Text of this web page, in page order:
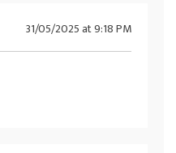
31/05/2025 at 9:18 PM